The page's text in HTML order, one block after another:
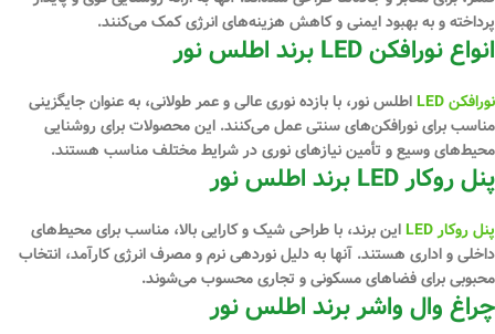
پرداخته و به بهبود ایمنی و کاهش هزینه‌های انرژی کمک می‌کنند.
انواع نورافکن LED برند اطلس نور
نورافکن‌ LED
اطلس نور، با بازده نوری عالی و عمر طولانی، به عنوان جایگزینی
مناسب برای نورافکن‌های سنتی عمل می‌کنند. این محصولات برای روشنایی
محیط‌های وسیع و تأمین نیازهای نوری در شرایط مختلف مناسب هستند.
پنل روکار LED برند اطلس نور
پنل روکار LED
این برند، با طراحی شیک و کارایی بالا، مناسب برای محیط‌های
داخلی و اداری هستند. آنها به دلیل نوردهی نرم و مصرف انرژی کارآمد، انتخاب
محبوبی برای فضاهای مسکونی و تجاری محسوب می‌شوند.
چراغ وال واشر برند اطلس نور